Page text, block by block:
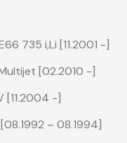
735 i,Li [11.2001 -]
[02.2010 -]
[11.2004 -]
– 08.1994]